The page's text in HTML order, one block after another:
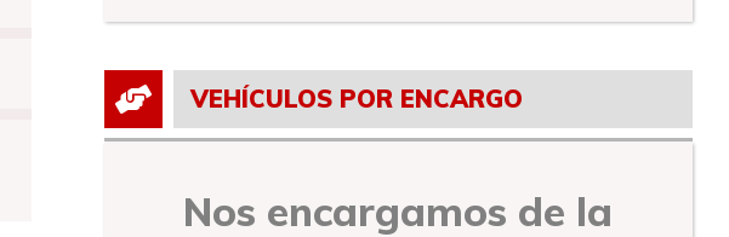
VEHÍCULOS POR ENCARGO
Nos encargamos de la